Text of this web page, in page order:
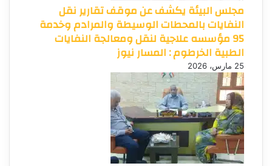
مجلس البيئة يكشف عن موقف تقارير نقل
النفايات بالمحطات الوسيطة والمرادم وخدمة
95 مؤسسه علاجية لنقل ومعالجة النفايات
الطبية الخرطوم : المسار نيوز
25 مارس، 2026